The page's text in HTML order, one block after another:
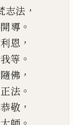
志法 ，
導 。
恩 ，
等 。
佛 ，
法 。
敬 ，